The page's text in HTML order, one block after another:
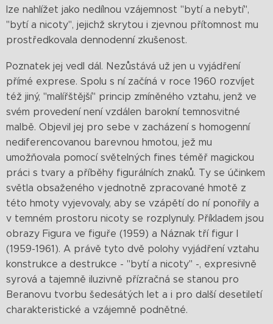
lze nahlížet jako nedílnou vzájemnost "bytí a nebytí",
"bytí a nicoty", jejichž skrytou i zjevnou přítomnost mu
prostředkovala dennodenní zkušenost.
Poznatek jej vedl dál. Nezůstává už jen u vyjádření
přímé exprese. Spolu s ní začíná v roce 1960 rozvíjet
též jiný, "malířštější" princip zmíněného vztahu, jenž ve
svém provedení není vzdálen barokní temnosvitné
malbě. Objevil jej pro sebe v zacházení s homogenní
nediferencovanou barevnou hmotou, jež mu
umožňovala pomocí světelných fines téměř magickou
práci s tvary a příběhy figurálních znaků. Ty se účinkem
světla obsaženého v jednotně zpracované hmotě z
této hmoty vyjevovaly, aby se vzápětí do ní ponořily a
v temném prostoru nicoty se rozplynuly. Příkladem jsou
obrazy Figura ve figuře (1959) a Náznak tří figur I
(1959-1961). A právě tyto dvě polohy vyjádření vztahu
konstrukce a destrukce - "bytí a nicoty" -, expresivně
syrová a tajemně iluzivně přízračná se stanou pro
Beranovu tvorbu šedesátých let a i pro další desetiletí
charakteristické a vzájemně podnětné.